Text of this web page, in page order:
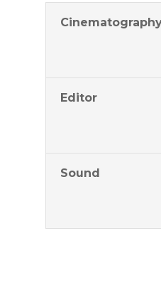
Editor
Sound